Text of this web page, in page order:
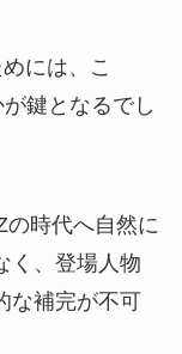
には、こ
鍵となるでし
の時代へ自然に
く、登場人物
な補完が不可